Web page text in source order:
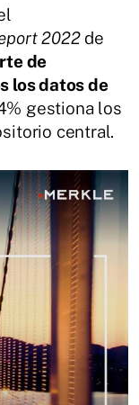
2022 de
de
los datos de
gestiona los
central.